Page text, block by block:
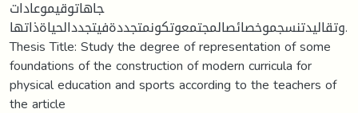
جاهاتوقيموعادات
وتقاليدتنسجموخصائصالمجتمعوتكونمتجددةفيتجددالحياةذاتها.
Thesis Title: Study the degree of representation of some
foundations of the construction of modern curricula for
physical education and sports according to the teachers of
the article